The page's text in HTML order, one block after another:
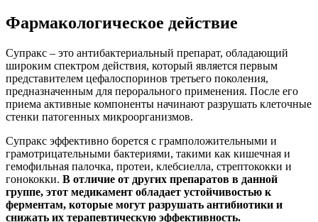
Фармакологическое действие
Супракс – это антибактериальный препарат, обладающий
широким спектром действия, который является первым
представителем цефалоспоринов третьего поколения,
предназначенным для перорального применения. После его
приема активные компоненты начинают разрушать клеточные
стенки патогенных микроорганизмов.
Супракс эффективно борется с грамположительными и
грамотрицательными бактериями, такими как кишечная и
гемофильная палочка, протеи, клебсиелла, стрептококки и
гонококки. В отличие от других препаратов в данной
группе, этот медикамент обладает устойчивостью к
ферментам, которые могут разрушать антибиотики и
снижать их терапевтическую эффективность.